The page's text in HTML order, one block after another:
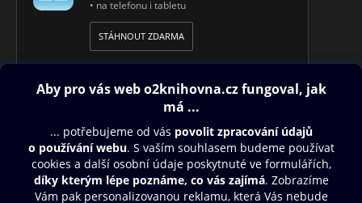
• na telefonu i tabletu
STÁHNOUT ZDARMA
Obsah ke stažení
Moje O2 Knihovna